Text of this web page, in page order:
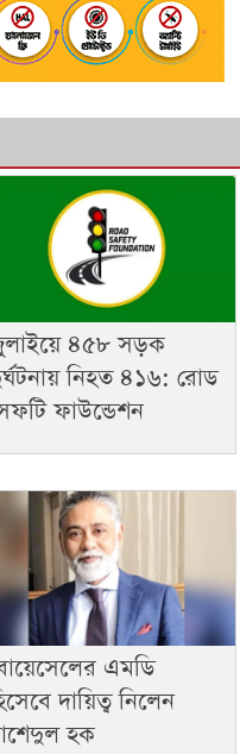
৪৫৮ সড়ক
নিহত ৪১৬: রোড
ফাউন্ডেশন
এমডি
দায়িত্ব নিলেন
হক